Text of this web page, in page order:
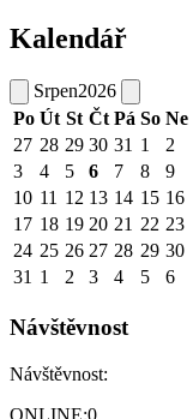
Kalendář
Srpen2026
Po Út St Čt Pá So Ne
27 28 29 30 31 1
2
3
4 5 6 7 8
9
10 11 12 13 14 15 16
17 18 19 20 21 22 23
24 25 26 27 28 29 30
31 1 2 3 4 5 6
Návštěvnost
Návštěvnost:
ONLINE:0